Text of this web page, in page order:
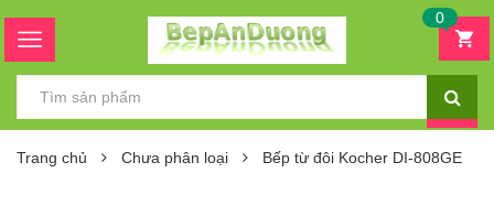
0
Trang chủ Chưa phân loại Bếp từ đôi Kocher DI-808GE